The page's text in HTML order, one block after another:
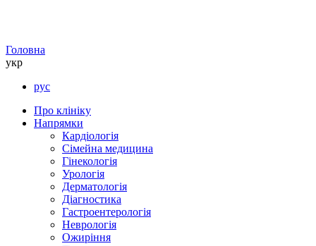
Головна
укр
рус
Про клініку
Напрямки
Кардіологія
Сімейна медицина
Гінекологія
Урологія
Дерматологія
Діагностика
Гастроентерологія
Неврологія
Ожиріння